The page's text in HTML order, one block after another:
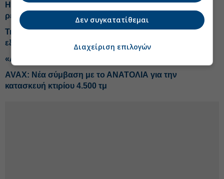
Η ΑΒΑΞ ανέλαβε την κατασκευή εργοστασίου
ρεύματος στη Λάρισα
Trastor: Πρόβλεψη για κέρδη άνω των €30 εκατ. στο
εξάμηνο
«Λεφτά... υπάρχουν» και μετά το Ταμείο Ανάκαμψης
AVAX: Νέα σύμβαση με το ΑΝΑΤΟΛΙΑ για την
κατασκευή κτιρίου 4.500 τμ
Δεν συγκατατίθεμαι
Διαχείριση επιλογών